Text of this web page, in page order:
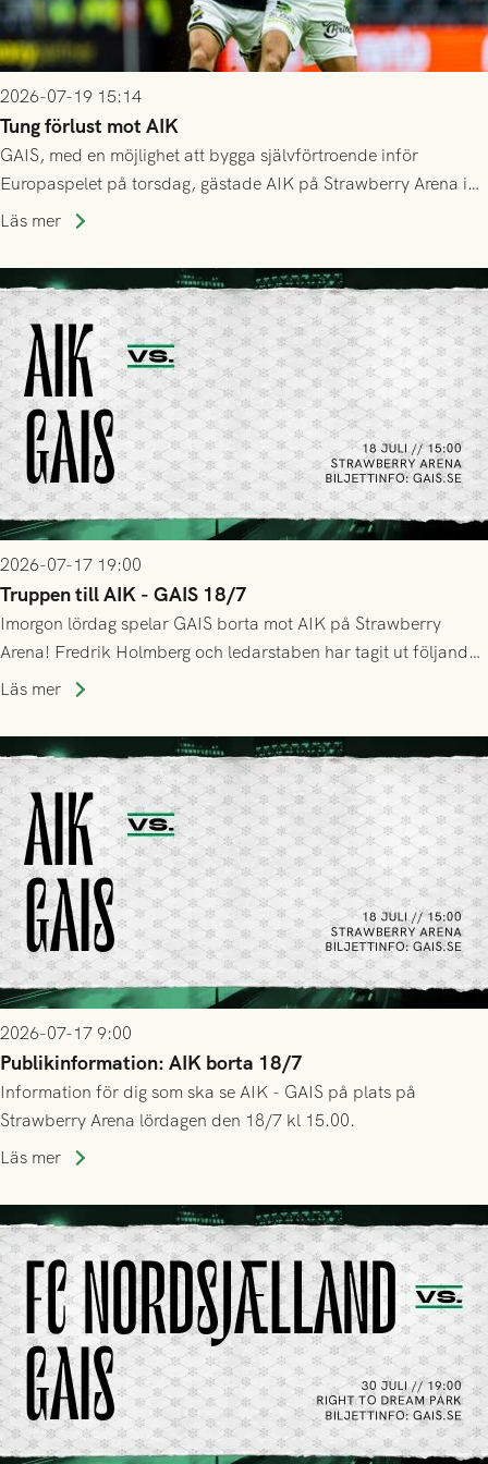
2026-07-19 15:14
Tung förlust mot AIK
GAIS, med en möjlighet att bygga självförtroende inför
Europaspelet på torsdag, gästade AIK på Strawberry Arena i
Stockholm . Men trots konstant hotande i första halvlek av
lyckades få in 2-0.
Läs mer
2026-07-17 19:00
Truppen till AIK - GAIS 18/7
Imorgon lördag spelar GAIS borta mot AIK på Strawberry
Arena! Fredrik Holmberg och ledarstaben har tagit ut följande
trupp till matchen:
Läs mer
2026-07-17 9:00
Publikinformation: AIK borta 18/7
Information för dig som ska se AIK - GAIS på plats på
Strawberry Arena lördagen den 18/7 kl 15.00.
Läs mer